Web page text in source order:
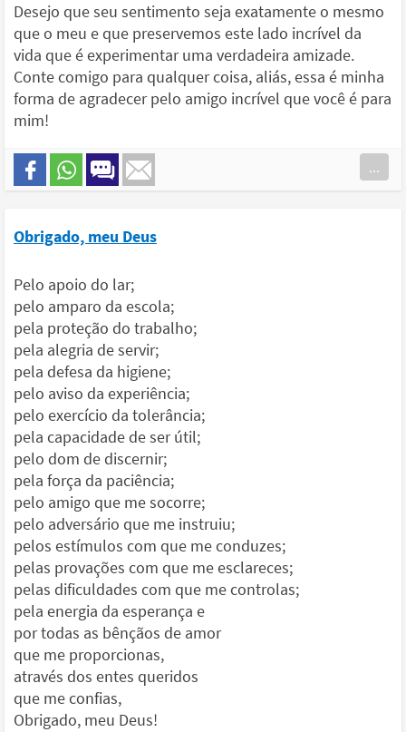
Desejo que seu sentimento seja exatamente o mesmo
que o meu e que preservemos este lado incrível da
vida que é experimentar uma verdadeira amizade.
Conte comigo para qualquer coisa, aliás, essa é minha
forma de agradecer pelo amigo incrível que você é para
mim!
...
Obrigado, meu Deus
Pelo apoio do lar;
pelo amparo da escola;
pela proteção do trabalho;
pela alegria de servir;
pela defesa da higiene;
pelo aviso da experiência;
pelo exercício da tolerância;
pela capacidade de ser útil;
pelo dom de discernir;
pela força da paciência;
pelo amigo que me socorre;
pelo adversário que me instruiu;
pelos estímulos com que me conduzes;
pelas provações com que me esclareces;
pelas dificuldades com que me controlas;
pela energia da esperança e
por todas as bênçãos de amor
que me proporcionas,
através dos entes queridos
que me confias,
Obrigado, meu Deus!